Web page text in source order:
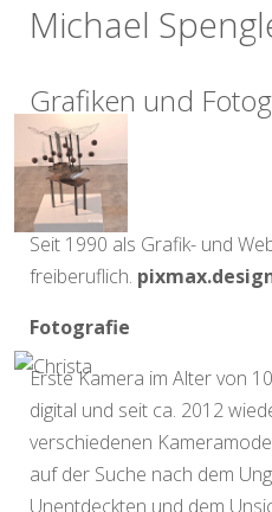
Michael
Grafiken und
Beruflich
Seit 1990 als Grafik- und
freiberuflich.
Fotografie
Erste Kamera im Alter von
digital und seit ca. 2012
verschiedenen
auf der Suche nach dem
Unentdeckten und dem